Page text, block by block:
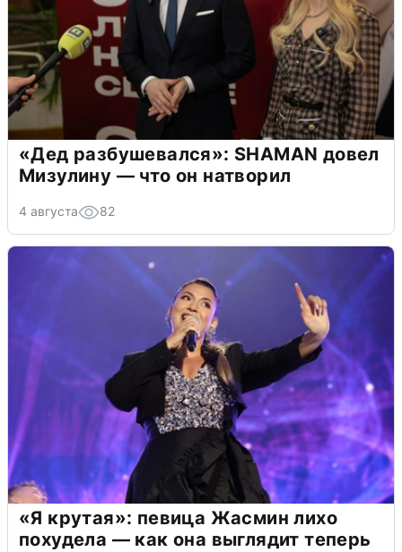
«Дед разбушевался»: SHAMAN довел
Мизулину — что он натворил
4 августа 82
«Я крутая»: певица Жасмин лихо
похудела — как она выглядит теперь